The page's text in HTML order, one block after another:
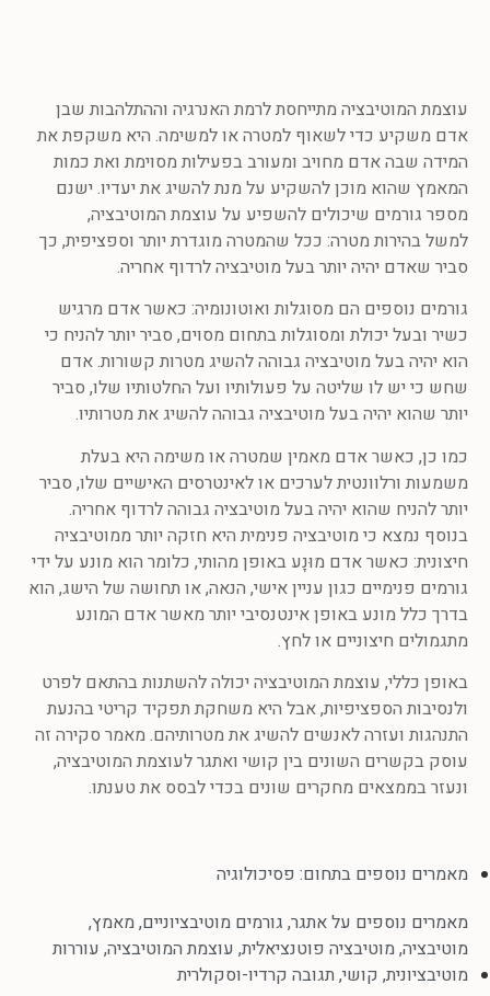
עוצמת המוטיבציה מתייחסת לרמת האנרגיה וההתלהבות שבן
אדם משקיע כדי לשאוף למטרה או למשימה. היא משקפת את
המידה שבה אדם מחויב ומעורב בפעילות מסוימת ואת כמות
המאמץ שהוא מוכן להשקיע על מנת להשיג את יעדיו. ישנם
מספר גורמים שיכולים להשפיע על עוצמת המוטיבציה,
למשל בהירות מטרה: ככל שהמטרה מוגדרת יותר וספציפית, כך
סביר שאדם יהיה יותר בעל מוטיבציה לרדוף אחריה.
גורמים נוספים הם מסוגלות ואוטונומיה: כאשר אדם מרגיש
כשיר ובעל יכולת ומסוגלות בתחום מסוים, סביר יותר להניח כי
הוא יהיה בעל מוטיבציה גבוהה להשיג מטרות קשורות. אדם
שחש כי יש לו שליטה על פעולותיו ועל החלטותיו שלו, סביר
יותר שהוא יהיה בעל מוטיבציה גבוהה להשיג את מטרותיו.
כמו כן, כאשר אדם מאמין שמטרה או משימה היא בעלת
משמעות ורלוונטית לערכים או לאינטרסים האישיים שלו, סביר
יותר להניח שהוא יהיה בעל מוטיבציה גבוהה לרדוף אחריה.
בנוסף נמצא כי מוטיבציה פנימית היא חזקה יותר ממוטיבציה
חיצונית: כאשר אדם מוּנָע באופן מהותי, כלומר הוא מונע על ידי
גורמים פנימיים כגון עניין אישי, הנאה, או תחושה של הישג, הוא
בדרך כלל מונע באופן אינטנסיבי יותר מאשר אדם המונע
מתגמולים חיצוניים או לחץ.
באופן כללי, עוצמת המוטיבציה יכולה להשתנות בהתאם לפרט
ולנסיבות הספציפיות, אבל היא משחקת תפקיד קריטי בהנעת
התנהגות ועזרה לאנשים להשיג את מטרותיהם. מאמר סקירה זה
עוסק בקשרים השונים בין קושי ואתגר לעוצמת המוטיבציה,
ונעזר בממצאים מחקרים שונים בכדי לבסס את טענתו.
מאמרים נוספים בתחום: פסיכולוגיה
מאמרים נוספים עלאתגר, גורמים מוטיבציוניים,מאמץ,
מוטיבציה,מוטיבציה פוטנציאלית, עוצמת המוטיבציה, עוררות
מוטיבציונית, קושי, תגובה קרדיו-וסקולרית